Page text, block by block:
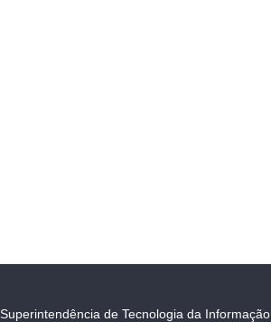
Superintendência de Tecnologia da Informação